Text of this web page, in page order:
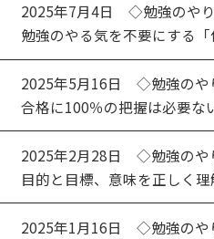
2025年7月4日
◇勉強のや
勉強のやる気を不要にする「
2025年5月16日
◇勉強のや
合格に100％の把握は必要な
2025年2月28日
◇勉強のや
目的と目標、意味を正しく理
2025年1月16日
◇勉強のや